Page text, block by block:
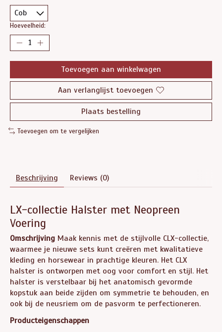
Hoeveelheid:
Toevoegen aan winkelwagen
Aan verlanglijst toevoegen
Plaats bestelling
Toevoegen om te vergelijken
Beschrijving Reviews (0)
LX-collectie Halster met Neopreen
Voering
Omschrijving Maak kennis met de stijlvolle CLX-collectie,
waarmee je nieuwe sets kunt creëren met kwalitatieve
kleding en horsewear in prachtige kleuren. Het CLX
halster is ontworpen met oog voor comfort en stijl. Het
halster is verstelbaar bij het anatomisch gevormde
kopstuk aan beide zijden om symmetrie te behouden, en
ook bij de neusriem om de pasvorm te perfectioneren.
Producteigenschappen